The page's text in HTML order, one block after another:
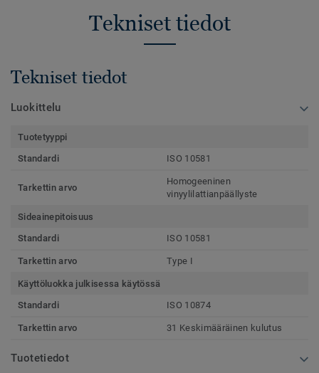
Tekniset tiedot
Tekniset tiedot
Luokittelu
Tuotetyyppi
Standardi
ISO 10581
Tarkettin arvo
Homogeeninen
vinyylilattianpäällyste
Sideainepitoisuus
Standardi
ISO 10581
Tarkettin arvo Type I
Käyttöluokka julkisessa käytössä
Standardi
ISO 10874
Tarkettin arvo 31 Keskimääräinen kulutus
Tuotetiedot